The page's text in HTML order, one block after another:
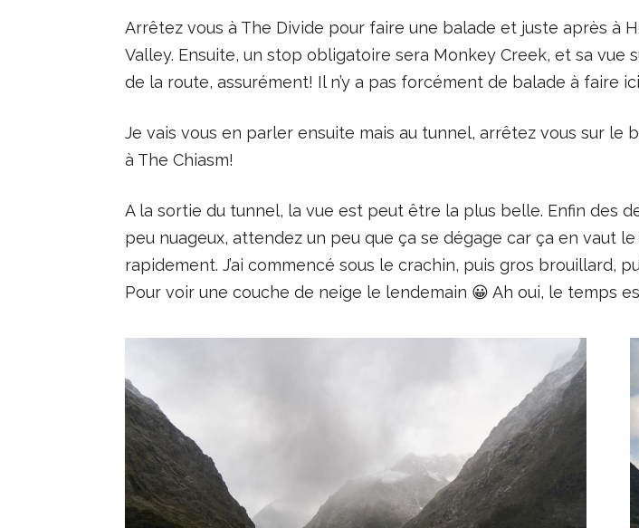
Arrêtez vous à The Divide pour faire une balade et juste après
Valley. Ensuite, un stop obligatoire sera Monkey Creek, et sa
de la route, assurément! Il n’y a pas forcément de balade à faire
Je vais vous en parler ensuite mais au tunnel, arrêtez vous sur le
à The Chiasm!
A la sortie du tunnel, la vue est peut être la plus belle. Enfin des
peu nuageux, attendez un peu que ça se dégage car ça en vaut
rapidement. J’ai commencé sous le crachin, puis gros brouillard,
Pour voir une couche de neige le lendemain 😀 Ah oui, le temps